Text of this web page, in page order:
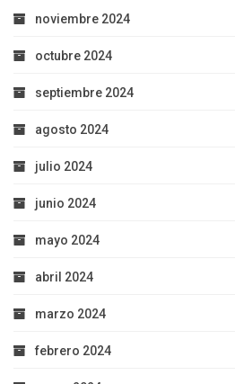
noviembre 2024
octubre 2024
septiembre 2024
agosto 2024
julio 2024
junio 2024
mayo 2024
abril 2024
marzo 2024
febrero 2024